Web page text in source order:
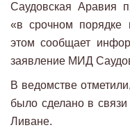
Саудовская Аравия
«в срочном порядке
этом сообщает
заявление МИД
В ведомстве
было сделано в связи
Ливане.